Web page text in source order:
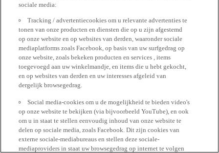
sociale media:
Tracking / advertentiecookies om u relevante advertenties te
tonen van onze producten en diensten die op u zijn afgestemd
op onze website en op websites van derden, waaronder sociale
mediaplatforms zoals Facebook, op basis van uw surfgedrag op
onze website, zoals bekeken producten en services , items
toegevoegd aan uw winkelmandje, en items die u hebt gekocht,
en op websites van derden en uw interesses afgeleid van
dergelijk browsegedrag.
Social media-cookies om u de mogelijkheid te bieden video's
op onze website te bekijken (via bijvoorbeeld YouTube), en ook
om u in staat te stellen eenvoudig inhoud van onze website te
delen op sociale media, zoals Facebook. Dit zijn cookies van
externe sociale-mediabureaus en stellen deze sociale-
mediaproviders in staat uw browsegedrag op internet te volgen